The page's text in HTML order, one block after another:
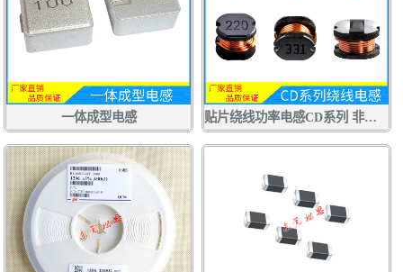
一体成型电感 贴片绕线功率电感CD系列 非屏蔽